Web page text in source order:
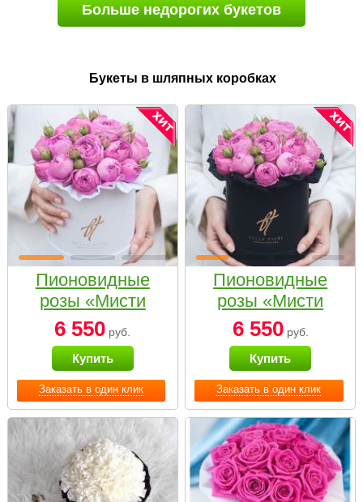
Больше недорогих букетов
Букеты в шляпных коробках
Заказать в один клик
Пионовидные
розы «Мисти
бабблс» в белой
коробке Small
6 550 руб.
Купить
Заказать в один клик
Пионовидные
розы «Мисти
бабблс» в
черной коробке
Small
6 550руб.
Купить